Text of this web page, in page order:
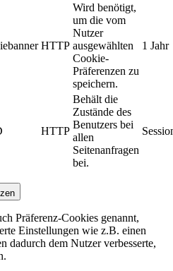
HTTP
Wird benötigt,
um die vom
Nutzer
ausgewählten
Cookie-
Präferenzen zu
speichern.
1 Jahr
HTTP
Behält die
Zustände des
Benutzers bei
allen
Seitenanfragen
bei.
Präferenz-Cookies genannt,
Einstellungen wie z.B. einen
dadurch dem Nutzer verbesserte,